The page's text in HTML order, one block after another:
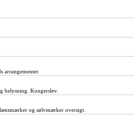
arrangementer.
belysning. Kongerslev.
og sølvmærker oversigt.